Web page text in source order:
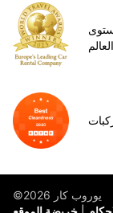
العالم
©يوروب كار 2026